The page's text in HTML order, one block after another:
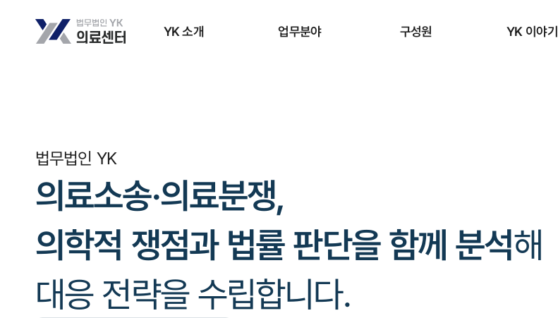
YK 소개 업무분야 구성원 YK 이야기
법무법인 YK
의료소송·의료분쟁,
의학적 쟁점과 법률 판단을 함께 분석해
대응 전략을 수립합니다.